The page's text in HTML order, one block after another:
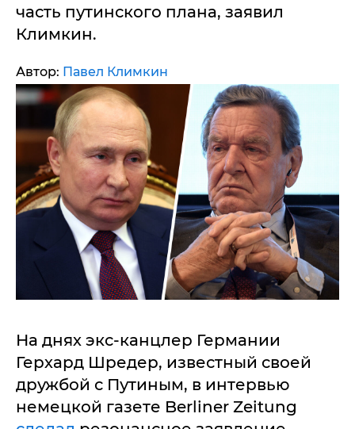
часть путинского плана, заявил
Климкин.
Автор: Павел Климкин
На днях экс-канцлер Германии
Герхард Шредер, известный своей
дружбой с Путиным, в интервью
немецкой газете Berliner Zeitung